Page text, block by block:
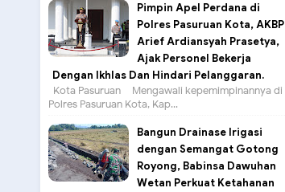
Pimpin Apel Perdana di
Polres Pasuruan Kota, AKBP
Arief Ardiansyah Prasetya,
Ajak Personel Bekerja
Dengan Ikhlas Dan Hindari Pelanggaran.
Kota Pasuruan – Mengawali kepemimpinannya di
Polres Pasuruan Kota, Kap...
Bangun Drainase Irigasi
dengan Semangat Gotong
Royong, Babinsa Dawuhan
Wetan Perkuat Ketahanan